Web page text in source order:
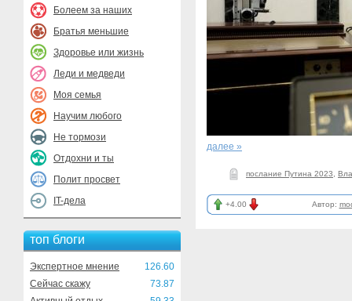
Болеем за наших
Братья меньшие
Здоровье или жизнь
Леди и медведи
Моя семья
Научим любого
Не тормози
Отдохни и ты
Полит просвет
IT-дела
топ блоги
Экспертное мнение
126.60
Сейчас скажу
73.87
далее »
послание Путина 2023
+4.00 Автор: